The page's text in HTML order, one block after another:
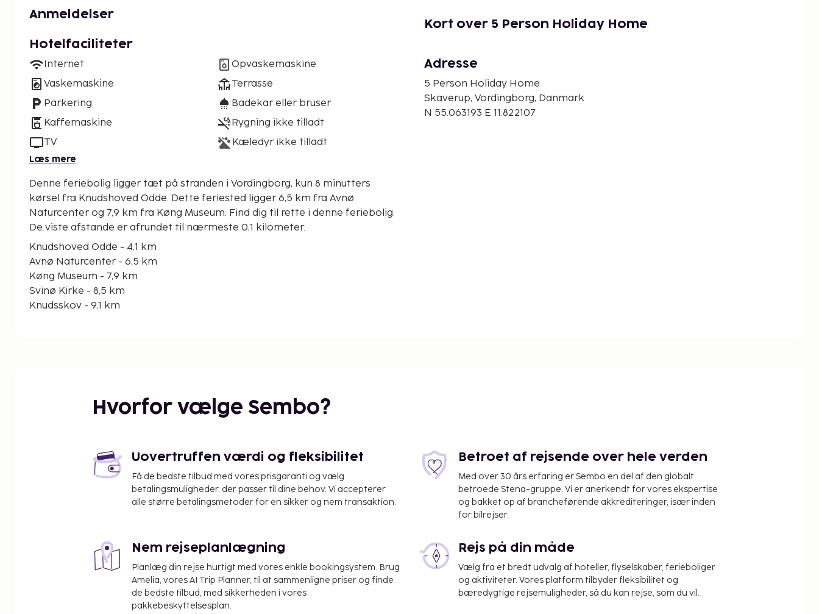
Anmeldelser
Hotelfaciliteter
Internet
Vaskemaskine
Parkering
Kaffemaskine
TV
Opvaskemaskine
Terrasse
Badekar eller bruser
Rygning ikke tilladt
Kæledyr ikke tilladt
Læs mere
Denne feriebolig ligger tæt på stranden i Vordingborg, kun 8 minutters
kørsel fra Knudshoved Odde. Dette feriested ligger 6,5 km fra Avnø
Naturcenter og 7,9 km fra Køng Museum. Find dig til rette i denne feriebolig.
De viste afstande er afrundet til nærmeste 0,1 kilometer.
Knudshoved Odde - 4,1 km
Avnø Naturcenter - 6,5 km
Køng Museum - 7,9 km
Svinø Kirke - 8,5 km
Knudsskov - 9,1 km
Grundtvigs Mindestuer - 12,1 km
Hov Skov - 15,5 km
Den nærmeste lufthavn er:
København (RKE-Roskilde) - 76,8 km
Kastrup Lufthavn (CPH) - 100,9 km
såsom gratis trådløs internetadgang og havegrill.
Kort over 5 Person Holiday Home
Adresse
5 Person Holiday Home
Skaverup, Vordingborg, Danmark
N 55.063193 E 11.822107
Hvorfor vælge Sembo?
Uovertruffen værdi og fleksibilitet
Få de bedste tilbud med vores prisgaranti og vælg
betalingsmuligheder, der passer til dine behov. Vi accepterer
alle større betalingsmetoder for en sikker og nem transaktion.
Betroet af rejsende over hele verden
Med over 30 års erfaring er Sembo en del af den globalt
betroede Stena-gruppe. Vi er anerkendt for vores ekspertise
og bakket op af brancheførende akkrediteringer, især inden
for bilrejser.
Nem rejseplanlægning
Planlæg din rejse hurtigt med vores enkle bookingsystem. Brug
Amelia, vores AI Trip Planner, til at sammenligne priser og finde
de bedste tilbud, med sikkerheden i vores
pakkebeskyttelsesplan.
Rejs på din måde
Vælg fra et bredt udvalg af hoteller, flyselskaber, ferieboliger
og aktiviteter. Vores platform tilbyder fleksibilitet og
bæredygtige rejsemuligheder, så du kan rejse, som du vil.